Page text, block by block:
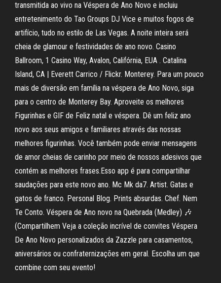
transmitida ao vivo na Véspera de Ano Novo e incluiu
entretenimento do Tao Groups DJ Vice e muitos fogos de
artifício, tudo no estilo de Las Vegas. A noite inteira será
cheia de glamour e festividades de ano novo. Casino
Ballroom, 1 Casino Way, Avalon, Califórnia, EUA . Catalina
Island, CA | Everett Carrico / Flickr. Monterey. Para um pouco
mais de diversão em família na véspera de Ano Novo, siga
para o centro de Monterey Bay. Aproveite os melhores
Figurinhas e GIF de Feliz natal e véspera. Dê um feliz ano
novo aos seus amigos e familiares através das nossas
melhores figurinhas. Você também pode enviar mensagens
de amor cheias de carinho por meio de nossos adesivos que
contém as melhores frases.Esso app é para compartilhar
saudações para este novo ano. Mc Mk da7. Artist. Gatas e
gatos de franco. Personal Blog. Prints absurdas. Chef. Nem
Te Conto. Véspera de Ano novo na Quebrada (Medley) 🎶
(Compartilhem Veja a coleção incrível de convites Véspera
De Ano Novo personalizados da Zazzle para casamentos,
aniversários ou confraternizações em geral. Escolha um que
combine com seu evento!